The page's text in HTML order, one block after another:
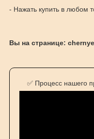
- Нажать купить в любом
Вы на странице:
✅ Процесс нашего